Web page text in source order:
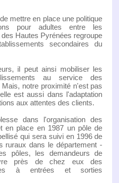
mettre en place une politique
pour adultes entre les
Hautes Pyrénées regroupe
secondaires du
il peut ainsi mobiliser les
au service des
notre proximité n'est pas
est aussi dans l'adaptation
aux attentes des clients.
dans l'organisation des
en place en 1987 un pôle de
qui sera suivi en 1996 de
ruraux dans le département -
pôles, les demandeurs de
près de chez eux des
à entrées et sorties